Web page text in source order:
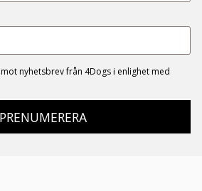
nyhetsbrev från 4Dogs i enlighet med
PRENUMERERA